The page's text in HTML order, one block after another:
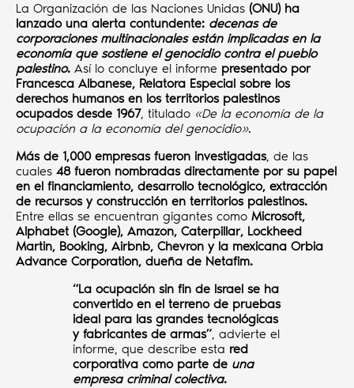
La Organización de las Naciones Unidas (ONU) ha
lanzado una alerta contundente: decenas de
corporaciones multinacionales están implicadas en la
economía que sostiene el genocidio contra el pueblo
palestino. Así lo concluye el informe presentado por
Francesca Albanese, Relatora Especial sobre los
derechos humanos en los territorios palestinos
ocupados desde 1967, titulado «De la economía de la
ocupación a la economía del genocidio».
Más de 1,000 empresas fueron investigadas, de las
cuales 48 fueron nombradas directamente por su papel
en el financiamiento, desarrollo tecnológico, extracción
de recursos y construcción en territorios palestinos.
Entre ellas se encuentran gigantes como Microsoft,
Alphabet (Google), Amazon, Caterpillar, Lockheed
Martin, Booking, Airbnb, Chevron y la mexicana Orbia
Advance Corporation, dueña de Netafim.
“La ocupación sin fin de Israel se ha
convertido en el terreno de pruebas
ideal para las grandes tecnológicas
y fabricantes de armas”, advierte el
informe, que describe esta red
corporativa como parte de una
empresa criminal colectiva.